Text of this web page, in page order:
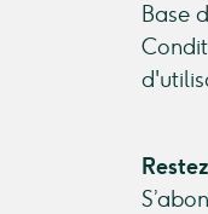
Base